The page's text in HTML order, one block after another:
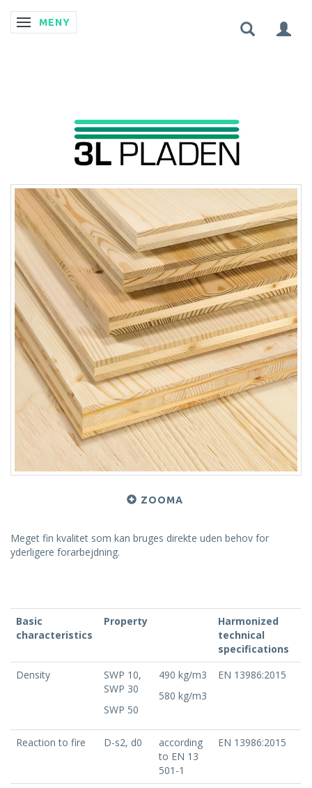
ÄNDRA NAVIGERING
MENY
ZOOMA
Meget fin kvalitet som kan bruges direkte uden behov for
yderligere forarbejdning.
Basic
characteristics
Property
Harmonized
technical
specifications
Density
SWP 10,
SWP 30
SWP 50
490 kg/m3
580 kg/m3
EN 13986:2015
Reaction to fire D-s2, d0
according
to EN 13
501-1
EN 13986:2015